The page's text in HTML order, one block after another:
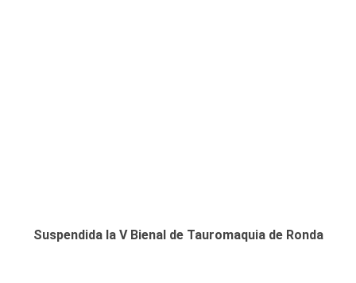
Suspendida la V Bienal de Tauromaquia de Ronda